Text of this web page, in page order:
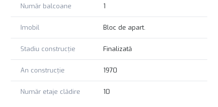
Număr balcoane 1
Imobil Bloc de apart.
Stadiu construcție Finalizată
An construcție 1970
Număr etaje clădire 10